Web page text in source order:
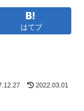
はてブ
2022.03.01